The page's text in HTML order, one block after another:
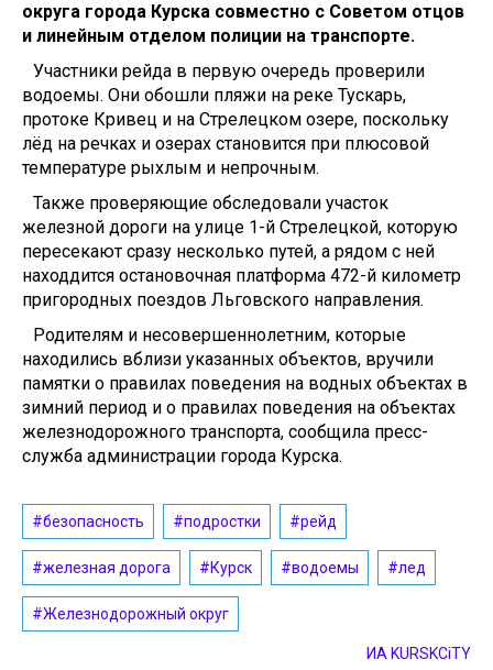
округа города Курска совместно с Советом отцов
и линейным отделом полиции на транспорте.
Участники рейда в первую очередь проверили
водоемы. Они обошли пляжи на реке Тускарь,
протоке Кривец и на Стрелецком озере, поскольку
лёд на речках и озерах становится при плюсовой
температуре рыхлым и непрочным.
Также проверяющие обследовали участок
железной дороги на улице 1-й Стрелецкой, которую
пересекают сразу несколько путей, а рядом с ней
находдится остановочная платформа 472-й километр
пригородных поездов Льговского направления.
Родителям и несовершеннолетним, которые
находились вблизи указанных объектов, вручили
памятки о правилах поведения на водных объектах в
зимний период и о правилах поведения на объектах
железнодорожного транспорта, сообщила пресс-
служба администрации города Курска.
#безопасность #подростки #рейд
#железная дорога #Курск #водоемы #лед
#Железнодорожный округ
ИА KURSKCiTY